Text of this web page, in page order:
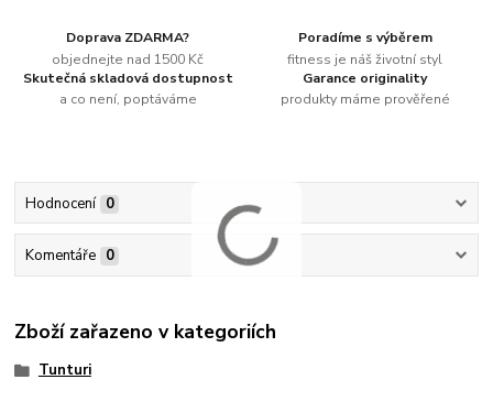
Doprava ZDARMA?
objednejte nad 1500 Kč
Poradíme s výběrem
fitness je náš životní styl
Skutečná skladová dostupnost
a co není, poptáváme
Garance originality
produkty máme prověřené
Hodnocení 0
Komentáře 0
Zboží zařazeno v kategoriích
Tunturi